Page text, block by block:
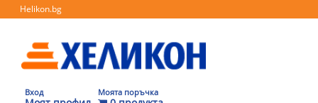
Helikon.bg
Вход Моята поръчка